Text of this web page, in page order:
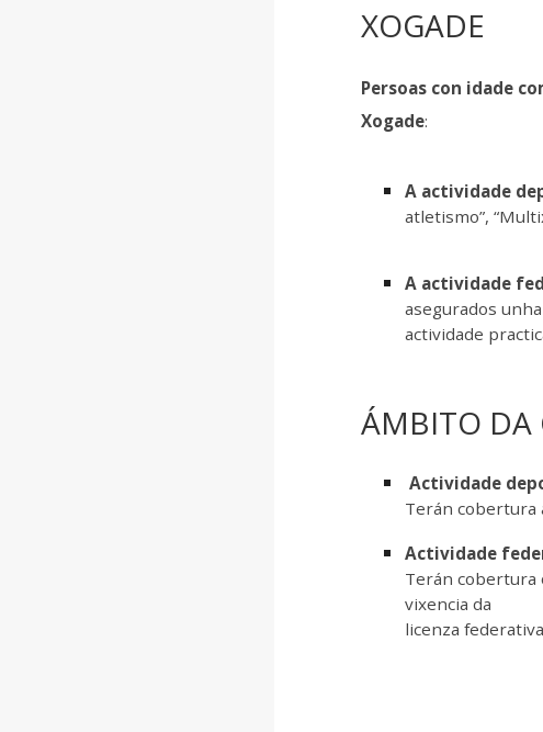
XOGADE
Persoas con idade
Xogade:
A actividade
atletismo”,
A actividade
asegurados
actividade
ÁMBITO DA
Actividade
Terán cobertura
Actividade
Terán cobertura
vixencia da
licenza